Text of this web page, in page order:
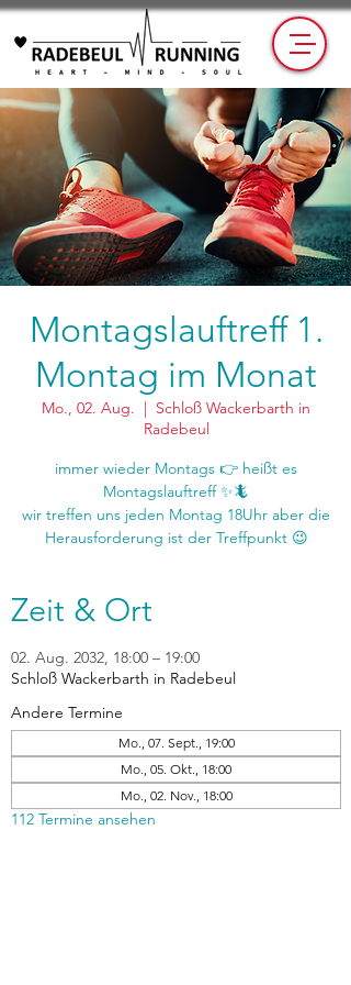
Montagslauftreff 1.
Montag im Monat
Mo., 02. Aug.
  |
Schloß Wackerbarth in
Radebeul
immer wieder Montags 👉 heißt es
Montagslauftreff ✨🦎
wir treffen uns jeden Montag 18Uhr aber die
Zeit & Ort
02. Aug. 2032, 18:00 – 19:00
Schloß Wackerbarth in Radebeul
Andere Termine
Mo., 07. Sept., 19:00
Mo., 05. Okt., 18:00
Mo., 02. Nov., 18:00
112 Termine ansehen